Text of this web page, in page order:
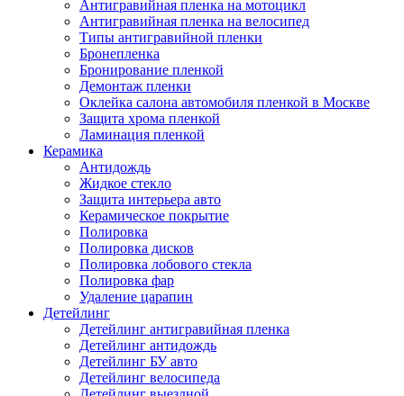
Антигравийная пленка на мотоцикл
Антигравийная пленка на велосипед
Типы антигравийной пленки
Бронепленка
Бронирование пленкой
Демонтаж пленки
Оклейка салона автомобиля пленкой в Москве
Защита хрома пленкой
Ламинация пленкой
Керамика
Антидождь
Жидкое стекло
Защита интерьера авто
Керамическое покрытие
Полировка
Полировка дисков
Полировка лобового стекла
Полировка фар
Удаление царапин
Детейлинг
Детейлинг антигравийная пленка
Детейлинг антидождь
Детейлинг БУ авто
Детейлинг велосипеда